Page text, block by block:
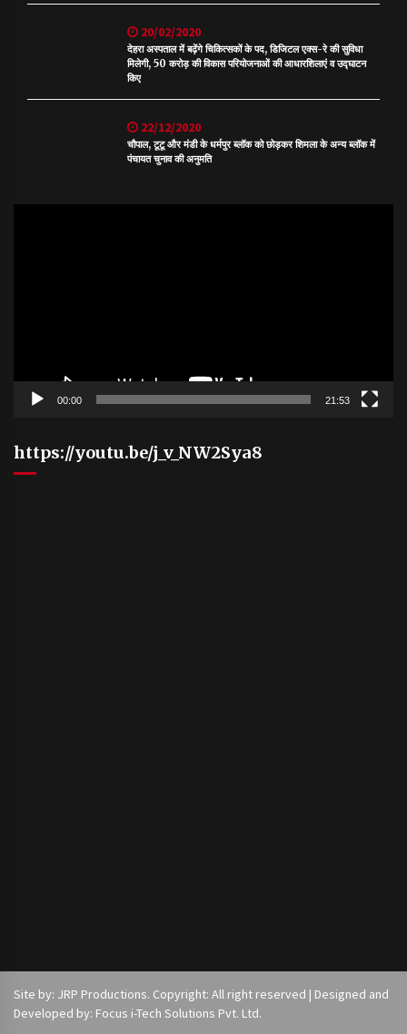
20/02/2020
देहरा अस्पताल में बढ़ेंगे चिकित्सकों के पद, डिजिटल एक्स-रे की सुविधा
मिलेगी, 50 करोड़ की विकास परियोजनाओं की आधारशिलाएं व उद्घाटन
किए
22/12/2020
चौपाल, टूटू और मंडी के धर्मपुर ब्लॉक को छोड़कर शिमला के अन्य ब्लॉक में
पंचायत चुनाव की अनुमति
00:00 21:53
https://youtu.be/j_v_NW2Sya8
Site by: JRP Productions. Copyright: All right reserved | Designed and
Developed by: Focus i-Tech Solutions Pvt. Ltd.